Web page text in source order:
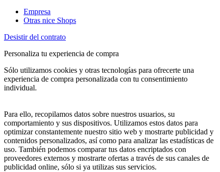
Empresa
Otras nice Shops
Desistir del contrato
Personaliza tu experiencia de compra
Sólo utilizamos cookies y otras tecnologías para ofrecerte una
experiencia de compra personalizada con tu consentimiento
individual.
Para ello, recopilamos datos sobre nuestros usuarios, su
comportamiento y sus dispositivos. Utilizamos estos datos para
optimizar constantemente nuestro sitio web y mostrarte publicidad y
contenidos personalizados, así como para analizar las estadísticas de
uso. También podemos comparar tus datos encriptados con
proveedores externos y mostrarte ofertas a través de sus canales de
publicidad online, sólo si ya utilizas sus servicios.